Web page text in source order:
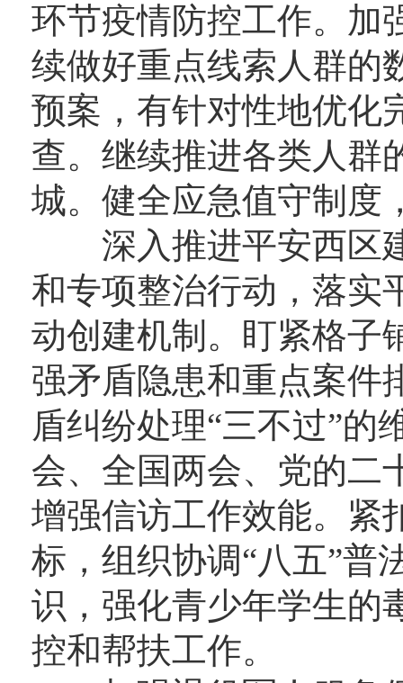
环节疫情防控工作。加
续做好重点线索人群的
预案，有针对性地优化
查。继续推进各类人群
城。健全应急值守制度
深入推进平安西区建
和专项整治行动，落实
动创建机制。盯紧格子
强矛盾隐患和重点案件
盾纠纷处理“三不过”的
会、全国两会、党的二
增强信访工作效能。紧
标，组织协调“八五”普
识，强化青少年学生的
控和帮扶工作。